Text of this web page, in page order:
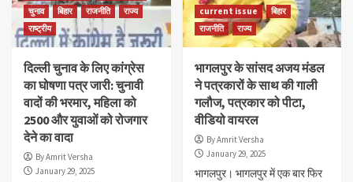
चुनाव
बिहार राजनीति
राज्य
राष्ट्रीय
दिल्ली चुनाव के लिए कांग्रेस
का घोषणा पत्र जारी: चुनावी
वादों की भरमार, महिला को
2500 और युवाओं को रोजगार
देने का वादा
By Amrit Versha
January 29, 2025
current issue
बिहार
राजनीति
राज्य
भागलपुर के सांसद अजय मंडल
ने पत्रकारों के साथ की गाली
गलौज, पत्रकार को पीटा,
वीडियो वायरल
By Amrit Versha
January 29, 2025
भागलपुर। भागलपुर में एक बार फिर